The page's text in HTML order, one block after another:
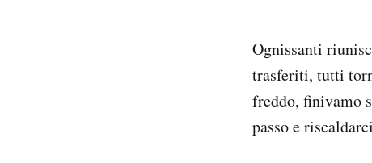
Ognissanti
trasferiti, tutti
freddo, finivamo
passo e